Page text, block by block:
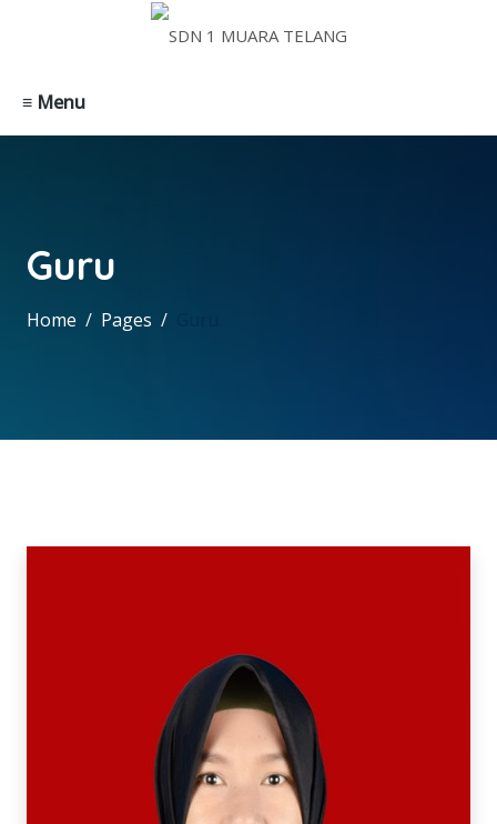
≡ Menu
Guru
Home Pages